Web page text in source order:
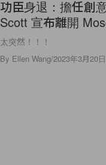
功臣身退：擔任創
Scott 宣布離開
太突然！！！
By Ellen Wang/2023年3月20日